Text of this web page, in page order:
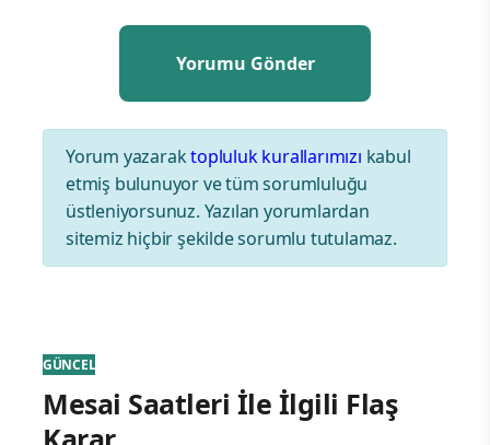
Yorum yazaraktopluluk kurallarımızı kabul
etmiş bulunuyor ve tüm sorumluluğu
üstleniyorsunuz. Yazılan yorumlardan
sitemiz hiçbir şekilde sorumlu tutulamaz.
GÜNCEL
Mesai Saatleri İle İlgili Flaş